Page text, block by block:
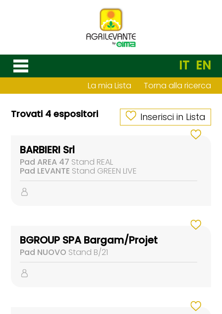
IT EN
La mia Lista Torna alla ricerca
Trovati 4 espositori Inserisci in Lista
BARBIERI Srl
Pad AREA 47 Stand REAL
Pad LEVANTE Stand GREEN LIVE
BGROUP SPA Bargam/Projet
Pad NUOVO Stand B/21